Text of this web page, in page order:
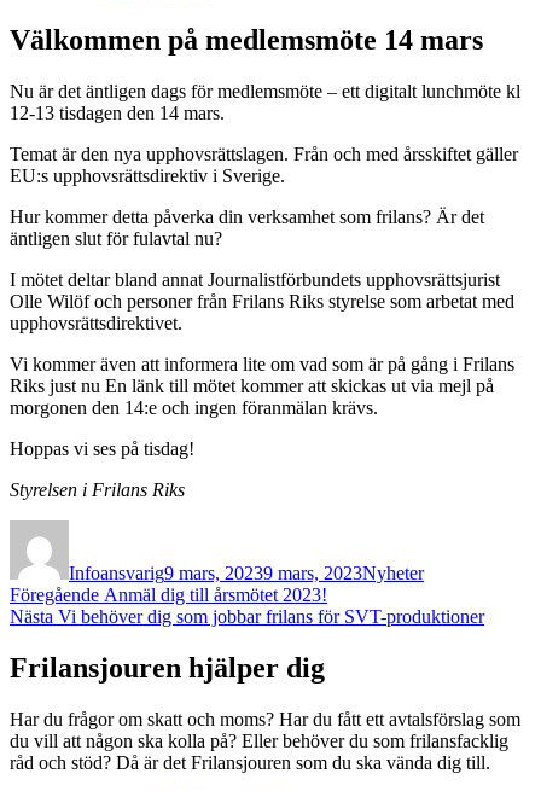
Välkommen på medlemsmöte 14 mars
Nu är det äntligen dags för medlemsmöte – ett digitalt lunchmöte kl
12-13 tisdagen den 14 mars.
Temat är den nya upphovsrättslagen. Från och med årsskiftet gäller
EU:s upphovsrättsdirektiv i Sverige.
Hur kommer detta påverka din verksamhet som frilans? Är det
äntligen slut för fulavtal nu?
I mötet deltar bland annat Journalistförbundets upphovsrättsjurist
Olle Wilöf och personer från Frilans Riks styrelse som arbetat med
upphovsrättsdirektivet.
Vi kommer även att informera lite om vad som är på gång i Frilans
Riks just nu En länk till mötet kommer att skickas ut via mejl på
morgonen den 14:e och ingen föranmälan krävs.
Hoppas vi ses på tisdag!
Styrelsen i Frilans Riks
Infoansvarig9 mars, 20239 mars, 2023Nyheter
Inläggsnavigering
Föregående Föregående
inlägg:
Anmäl dig till årsmötet 2023!
Nästa Nästa
Vi behöver dig som jobbar frilans för SVT-produktioner
Frilansjouren hjälper dig
Har du frågor om skatt och moms? Har du fått ett avtalsförslag som
du vill att någon ska kolla på? Eller behöver du som frilansfacklig
råd och stöd? Då är det Frilansjouren som du ska vända dig till.